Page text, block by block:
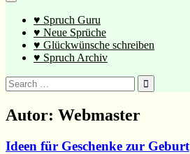
♥ Spruch Guru
♥ Neue Sprüche
♥ Glückwünsche schreiben
♥ Spruch Archiv
Search
for:
Autor: Webmaster
Ideen für Geschenke zur Geburt